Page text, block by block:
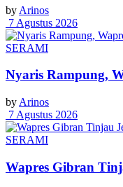
by Arinos
7 Agustus 2026
SERAMI
Nyaris Rampung,
by Arinos
7 Agustus 2026
SERAMI
Wapres Gibran